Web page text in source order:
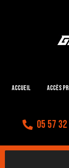
Accueil Accès
05 57